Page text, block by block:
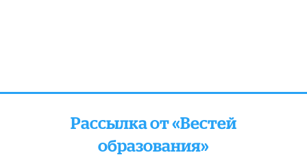
Рассылка от «Вестей
образования»